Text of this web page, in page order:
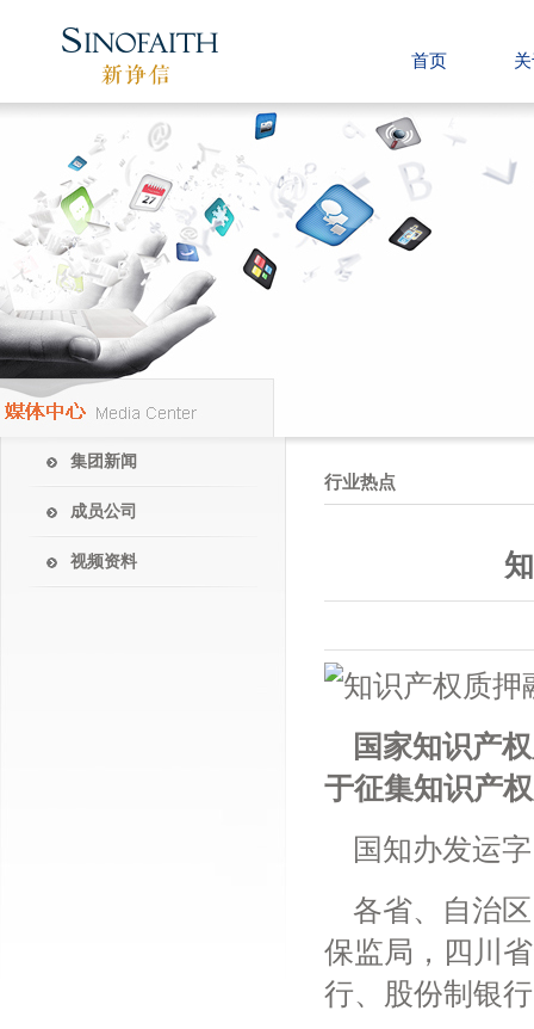
首页
集团新闻
成员公司
视频资料
行业热点
国家知识产
于征集知识产
国知办发运
各省、自治
保监局，四川
行、股份制银